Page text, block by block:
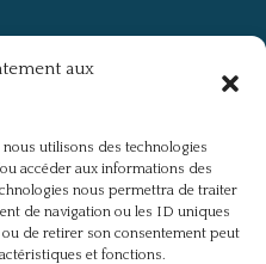
aux
utilisons des technologies
accéder aux informations des
nous permettra de traiter
de navigation ou les ID uniques
de retirer son consentement peut
et fonctions.
Déportation
médias(750)